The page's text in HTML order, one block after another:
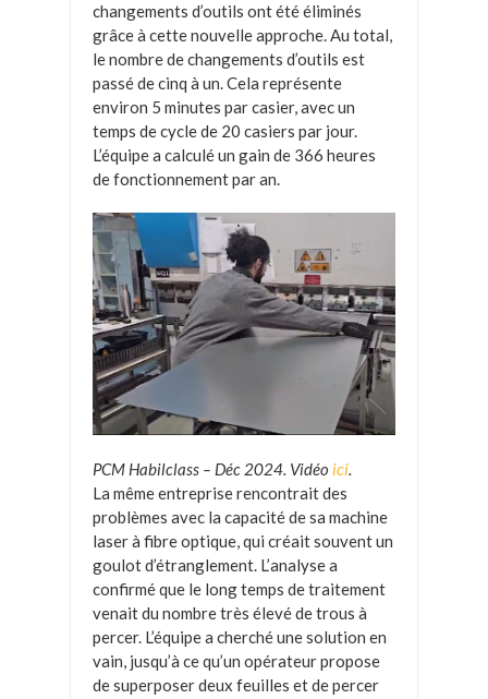
changements d’outils ont été éliminés
grâce à cette nouvelle approche. Au total,
le nombre de changements d’outils est
passé de cinq à un. Cela représente
environ 5 minutes par casier, avec un
temps de cycle de 20 casiers par jour.
L’équipe a calculé un gain de 366 heures
de fonctionnement par an.
PCM Habilclass – Déc 2024. Vidéo ici.
La même entreprise rencontrait des
problèmes avec la capacité de sa machine
laser à fibre optique, qui créait souvent un
goulot d’étranglement. L’analyse a
confirmé que le long temps de traitement
venait du nombre très élevé de trous à
percer. L’équipe a cherché une solution en
vain, jusqu’à ce qu’un opérateur propose
de superposer deux feuilles et de percer